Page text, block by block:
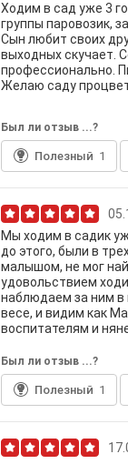
Ходим в сад уже 3
группы паровозик,
Сын любит своих
выходных скучает.
профессионально.
Желаю саду
Был ли отзыв ...?
Полезный 1
Мы ходим в садик
до этого, были в
малышом, не мог
удовольствием
наблюдаем за ним в
весе, и видим как
воспитателям и
Был ли отзыв ...?
Полезный 1